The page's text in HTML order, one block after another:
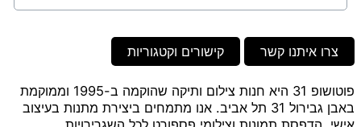
צרו איתנו קשר קישורים וקטגוריות
פוטושופ 31 היא חנות צילום ותיקה שהוקמה ב-1995 וממוקמת
באבן גבירול 31 תל אביב. אנו מתמחים ביצירת מתנות בעיצוב